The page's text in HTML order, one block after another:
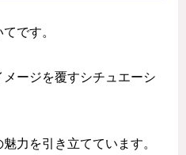
です。
ージを覆すシチュエーシ
力を引き立てています。